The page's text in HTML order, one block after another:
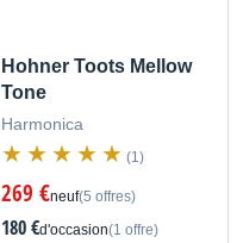
Hohner Toots Mellow
Tone
Harmonica
(1)
269 €neuf(5 offres)
180 €d'occasion(1 offre)